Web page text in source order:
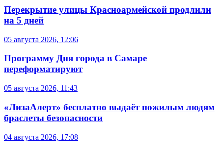
Перекрытие улицы Красноармейской продлили
на 5 дней
05 августа 2026, 12:06
Программу Дня города в Самаре
переформатируют
05 августа 2026, 11:43
«ЛизаАлерт» бесплатно выдаёт пожилым людям
браслеты безопасности
04 августа 2026, 17:08